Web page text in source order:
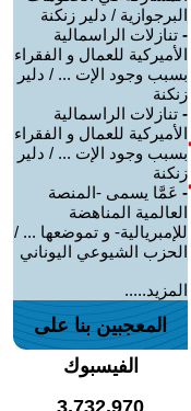
البرجوازية / دلير زنكنة
- تنازلات الراسمالية
الأميركية للعمال و الفقراء
بسبب وجود الإت ... / دلير
زنكنة
- تنازلات الراسمالية
الأميركية للعمال و الفقراء
بسبب وجود الإت ... / دلير
زنكنة
- عَمَّا يسمى -المنصة
العالمية المناهضة
للإمبريالية- و تموضعها ... /
الحزب الشيوعي اليوناني
المزيد.....
المعجبين بنا على
الفيسبوك
3,732,970